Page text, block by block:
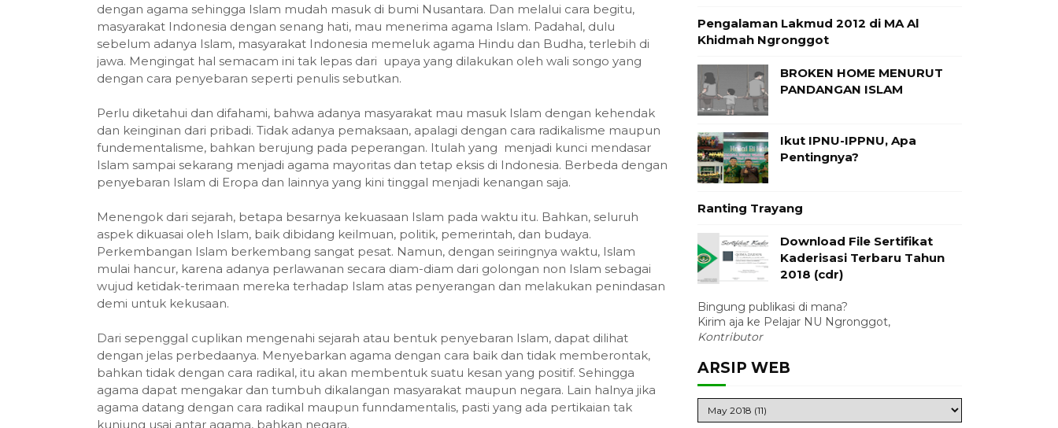
dengan agama sehingga Islam mudah masuk di bumi Nusantara. Dan melalui cara begitu,
masyarakat Indonesia dengan senang hati, mau menerima agama Islam. Padahal, dulu
sebelum adanya Islam, masyarakat Indonesia memeluk agama Hindu dan Budha, terlebih di
jawa. Mengingat hal semacam ini tak lepas dari upaya yang dilakukan oleh wali songo yang
dengan cara penyebaran seperti penulis sebutkan.
Perlu diketahui dan difahami, bahwa adanya masyarakat mau masuk Islam dengan kehendak
dan keinginan dari pribadi. Tidak adanya pemaksaan, apalagi dengan cara radikalisme maupun
fundementalisme, bahkan berujung pada peperangan. Itulah yang menjadi kunci mendasar
Islam sampai sekarang menjadi agama mayoritas dan tetap eksis di Indonesia. Berbeda dengan
penyebaran Islam di Eropa dan lainnya yang kini tinggal menjadi kenangan saja.
Menengok dari sejarah, betapa besarnya kekuasaan Islam pada waktu itu. Bahkan, seluruh
aspek dikuasai oleh Islam, baik dibidang keilmuan, politik, pemerintah, dan budaya.
Perkembangan Islam berkembang sangat pesat. Namun, dengan seiringnya waktu, Islam
mulai hancur, karena adanya perlawanan secara diam-diam dari golongan non Islam sebagai
wujud ketidak-terimaan mereka terhadap Islam atas penyerangan dan melakukan penindasan
demi untuk kekusaan.
Dari sepenggal cuplikan mengenahi sejarah atau bentuk penyebaran Islam, dapat dilihat
dengan jelas perbedaanya. Menyebarkan agama dengan cara baik dan tidak memberontak,
bahkan tidak dengan cara radikal, itu akan membentuk suatu kesan yang positif. Sehingga
agama dapat mengakar dan tumbuh dikalangan masyarakat maupun negara. Lain halnya jika
agama datang dengan cara radikal maupun funndamentalis, pasti yang ada pertikaian tak
kunjung usai antar agama, bahkan negara.
Pengalaman Lakmud 2012 di MA Al
Khidmah Ngronggot
BROKEN HOME MENURUT
PANDANGAN ISLAM
Ikut IPNU-IPPNU, Apa
Pentingnya?
Ranting Trayang
Download File Sertifikat
Kaderisasi Terbaru Tahun
2018 (cdr)
Bingung publikasi di mana?
Kirim aja ke Pelajar NU Ngronggot,
Kontributor
ARSIP WEB